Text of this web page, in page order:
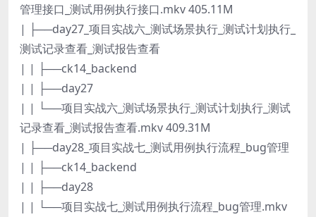
管理接口_测试用例执行接口.mkv 405.11M
| ├──day27_项目实战六_测试场景执行_测试计划执行_
测试记录查看_测试报告查看
| | ├──ck14_backend
| | ├──day27
| | └──项目实战六_测试场景执行_测试计划执行_测试
记录查看_测试报告查看.mkv 409.31M
| ├──day28_项目实战七_测试用例执行流程_bug管理
| | ├──ck14_backend
| | ├──day28
| | └──项目实战七_测试用例执行流程_bug管理.mkv